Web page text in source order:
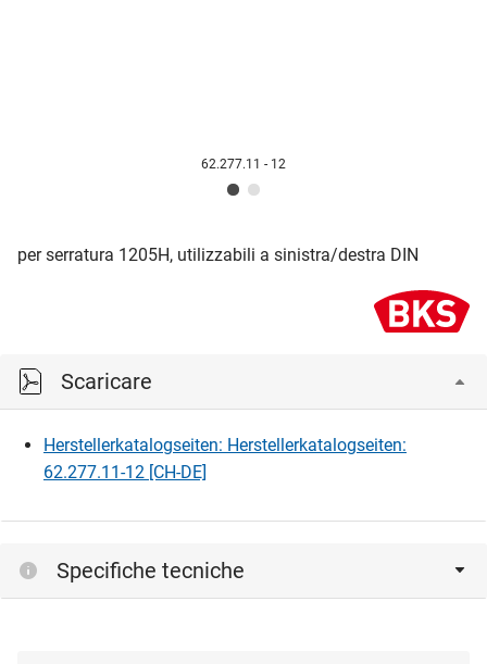
62.277.11 - 12
per serratura 1205H, utilizzabili a sinistra/destra DIN
Scaricare
Herstellerkatalogseiten: Herstellerkatalogseiten:
62.277.11-12 [CH-DE]
Specifiche tecniche